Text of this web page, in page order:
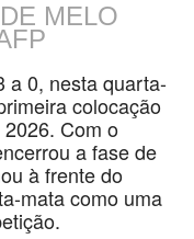
MELO
a 0, nesta quarta-
colocação
Com o
a fase de
à frente do
mata como uma